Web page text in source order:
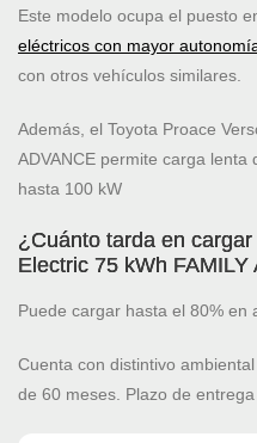
Este modelo ocupa el puesto
eléctricos con mayor
con otros vehículos similares.
Además, el Toyota Proace
ADVANCE permite carga
hasta 100 kW
¿Cuánto tarda en
Electric 75 kWh FAMILY
Puede cargar hasta el 80% en
Cuenta con distintivo
de 60 meses. Plazo de